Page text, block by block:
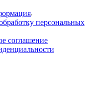
персональных
соглашение